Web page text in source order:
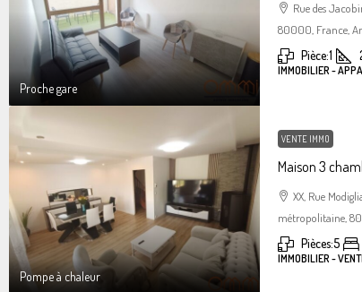
Proche gare
Rue des
80000, France,
Pièce:1
IMMOBILIER -
Pompe à chaleur
VENTE IMMO
Maison 3
XX, Rue
métropolitaine,
Pièces:5
IMMOBILIER -